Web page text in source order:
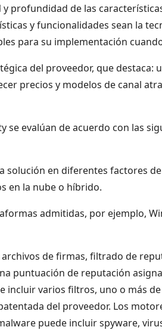
profundidad de las
y funcionalidades sean la
para su implementación
del proveedor, que
precios y modelos de canal
se evalúan de acuerdo con las
solución en diferentes factores
en la nube o híbrido.
admitidas, por ejemplo,
de firmas, filtrado de
puntuación de reputación
incluir varios filtros, uno o más
del proveedor. Los
puede incluir spyware,